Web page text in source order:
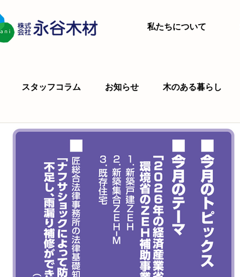
私たちについて
スタッフコラム お知らせ 木のある暮らし